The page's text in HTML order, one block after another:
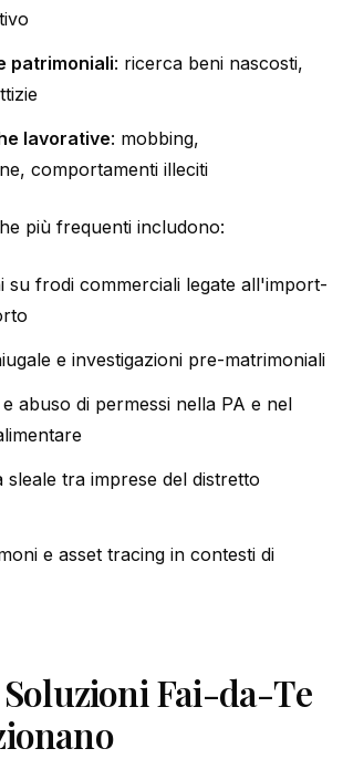
patrimoniali: ricerca beni nascosti,
lavorative: mobbing,
comportamenti illeciti
più frequenti includono:
su frodi commerciali legate all'import-
e investigazioni pre-matrimoniali
abuso di permessi nella PA e nel
tra imprese del distretto
e asset tracing in contesti di
Soluzioni Fai-da-Te